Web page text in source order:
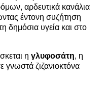
αρδευτικά κανάλια
έντονη συζήτηση
δημόσια υγεία και στο
η γλυφοσάτη, η
γνωστά ζιζανιοκτόνα